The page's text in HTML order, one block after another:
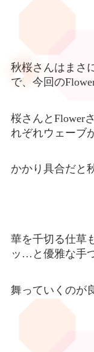
秋桜さんはまさ
で、今回の
桜さんと Flower
れぞれウェーブ
かかり具合だと
華を千切る仕草
ッ … と優雅な手
舞っていくのが